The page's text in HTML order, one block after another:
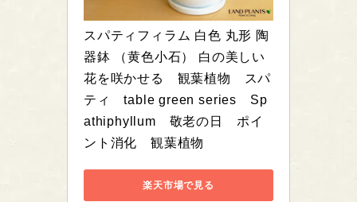
スパティフィラム 白色 丸形 陶
器鉢 （黄色小石） 白の美しい
花を咲かせる　観葉植物　スパ
ティ　table green series　Sp
athiphyllum　敬老の日　ポイ
ント消化　観葉植物
楽天市場で見る